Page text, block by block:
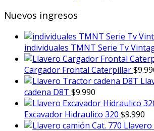
Nuevos ingresos
individuales TMNT Serie Tv
Cargador Frontal Caterpillar$
cadena D8T $9.990
Excavador Hidraulico 320 $9.990
Llavero